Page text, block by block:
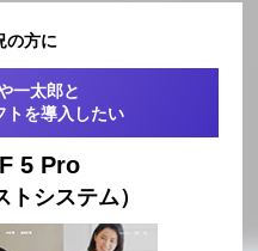
の方に
一太郎と
トを導入したい
5 Pro
トシステム）